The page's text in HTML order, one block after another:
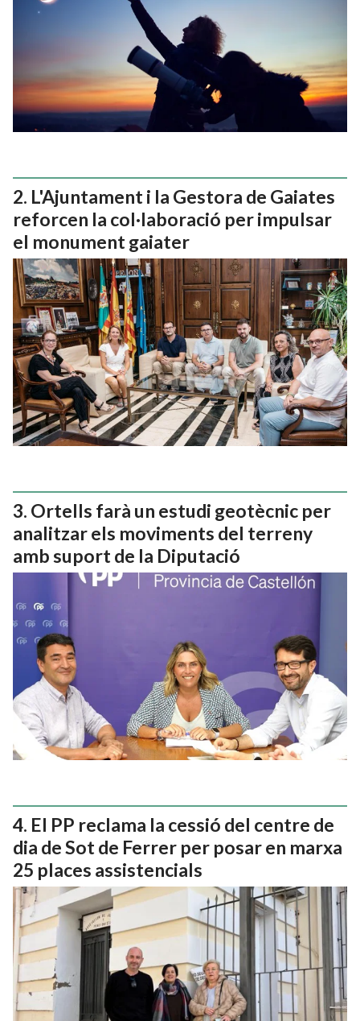
L'Ajuntament i la Gestora de Gaiates
reforcen la col·laboració per impulsar
el monument gaiater
Ortells farà un estudi geotècnic per
analitzar els moviments del terreny
amb suport de la Diputació
El PP reclama la cessió del centre de
dia de Sot de Ferrer per posar en marxa
25 places assistencials